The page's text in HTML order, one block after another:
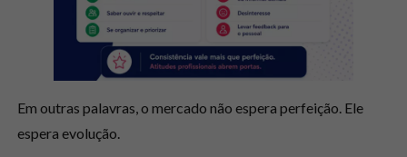
Em outras palavras, o mercado não espera perfeição. Ele
espera evolução.